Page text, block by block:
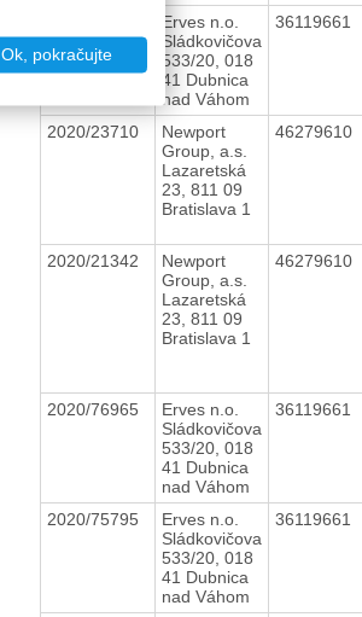
Erves n.o.
Sládkovičova
533/20, 018
41 Dubnica
nad Váhom
36119661
2020/23710
Newport
Group, a.s.
Lazaretská
23, 811 09
Bratislava 1
46279610
2020/21342
Newport
Group, a.s.
Lazaretská
23, 811 09
Bratislava 1
46279610
2020/76965
Erves n.o.
Sládkovičova
533/20, 018
41 Dubnica
nad Váhom
36119661
2020/75795
Erves n.o.
Sládkovičova
533/20, 018
41 Dubnica
nad Váhom
36119661
Ok, pokračujte